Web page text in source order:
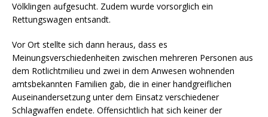
Völklingen aufgesucht. Zudem wurde vorsorglich ein
Rettungswagen entsandt.
Vor Ort stellte sich dann heraus, dass es
Meinungsverschiedenheiten zwischen mehreren Personen aus
dem Rotlichtmilieu und zwei in dem Anwesen wohnenden
amtsbekannten Familien gab, die in einer handgreiflichen
Auseinandersetzung unter dem Einsatz verschiedener
Schlagwaffen endete. Offensichtlich hat sich keiner der